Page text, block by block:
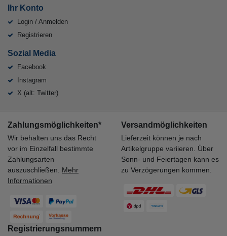
Ihr Konto
Login / Anmelden
Registrieren
Sozial Media
Facebook
Instagram
X (alt: Twitter)
Zahlungsmöglichkeiten*
Wir behalten uns das Recht
vor im Einzelfall bestimmte
Zahlungsarten
auszuschließen. Mehr
Informationen
Versandmöglichkeiten
Lieferzeit können je nach
Artikelgruppe variieren. Über
Sonn- und Feiertagen kann es
zu Verzögerungen kommen.
Registrierungsnummern